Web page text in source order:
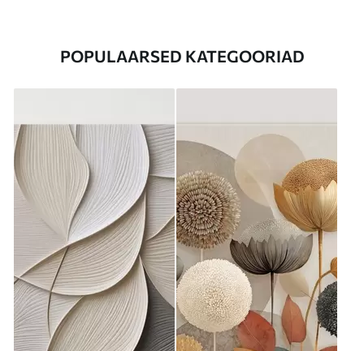
POPULAARSED KATEGOORIAD